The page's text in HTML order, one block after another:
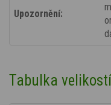
Upozornění:
Tabulka velikostí